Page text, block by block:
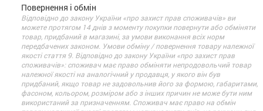
Повернення і обмін
Відповідно до закону України «про захист прав споживачів» ви
можете протягом 14 днів з моменту покупки повернути або обміняти
товар, придбаний в магазині, за умови виконання всіх норм
передбачених законом. Умови обміну / повернення товару належної
якості стаття 9. Відповідно до закону України «про захист прав
споживачів»: споживач має право обміняти непродовольчий товар
належної якості на аналогічний у продавця, у якого він був
придбаний, якщо товар не задовольнив його за формою, габаритами,
фасоном, кольором, розміром або з інших причин не може бути ним
використаний за призначенням. Споживач має право на обмін